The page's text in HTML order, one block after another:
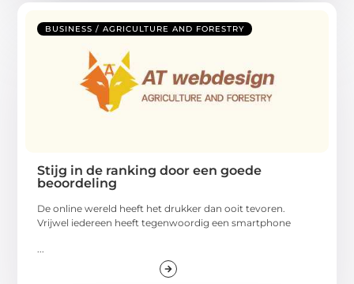
BUSINESS / AGRICULTURE AND FORESTRY
Stijg in de ranking door een goede
beoordeling
De online wereld heeft het drukker dan ooit tevoren.
Vrijwel iedereen heeft tegenwoordig een smartphone